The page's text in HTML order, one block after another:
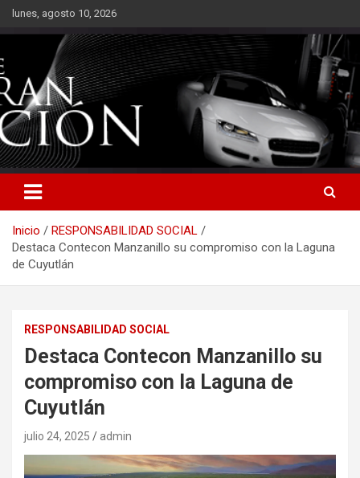
Saltarlunes, agosto 10, 2026
Inicio
RESPONSABILIDAD SOCIAL
Destaca Contecon Manzanillo su compromiso con la Laguna
de Cuyutlán
RESPONSABILIDAD SOCIAL
Destaca Contecon Manzanillo su
compromiso con la Laguna de
Cuyutlán
julio 24, 2025 admin